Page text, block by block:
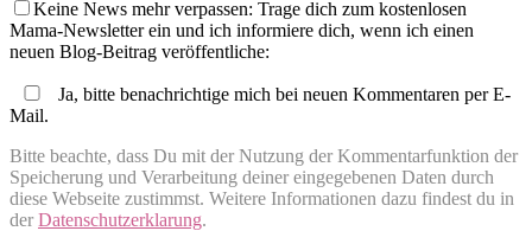
Keine News mehr verpassen: Trage dich zum kostenlosen
Mama-Newsletter ein und ich informiere dich, wenn ich einen
neuen Blog-Beitrag veröffentliche:
Ja, bitte benachrichtige mich bei neuen Kommentaren per E-
Mail.
Bitte beachte, dass Du mit der Nutzung der Kommentarfunktion der
Speicherung und Verarbeitung deiner eingegebenen Daten durch
diese Webseite zustimmst. Weitere Informationen dazu findest du in
der Datenschutzerklarung.